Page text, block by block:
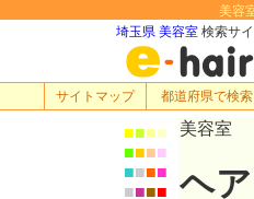
美容
埼玉県 美容室 検索サイ
サイトマップ 都道府県で検索
■■■■
■■■■
■■■■
■■■■
美容室
ヘ